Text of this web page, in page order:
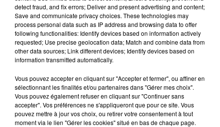
detect fraud, and fix errors; Deliver and present advertising and content;
Save and communicate privacy choices. These technologies may
process personal data such as IP address and browsing data to offer
following functionalities: Identify devices based on information actively
requested; Use precise geolocation data; Match and combine data from
other data sources; Link different devices; Identify devices based on
information transmitted automatically.
Vous pouvez accepter en cliquant sur "Accepter et fermer", ou affiner en
sélectionnant les finalités et/ou partenaires dans "Gérer mes choix".
Vous pouvez également refuser en cliquant sur "Continuer sans
accepter". Vos préférences ne s'appliqueront que pour ce site. Vous
pouvez mettre à jour vos choix, ou retirer votre consentement à tout
moment via le lien "Gérer les cookies" situé en bas de chaque page.